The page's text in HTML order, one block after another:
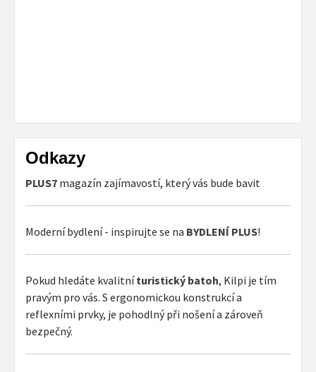
Odkazy
PLUS7 magazín zajímavostí, který vás bude bavit
Moderní bydlení - inspirujte se na BYDLENÍ PLUS!
Pokud hledáte kvalitníturistický batoh, Kilpi je tím
pravým pro vás. S ergonomickou konstrukcí a
reflexními prvky, je pohodlný při nošení a zároveň
bezpečný.